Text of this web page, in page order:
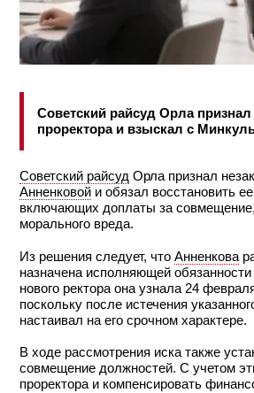
Советский райсуд Орла
проректора и взыскал с
Советский райсуд Орла признал
Анненковой и обязал восстановить
включающих доплаты за
морального вреда.
Из решения следует, что Анненкова
назначена исполняющей
нового ректора она узнала 24
поскольку после истечения
настаивал на его срочном характере.
В ходе рассмотрения иска также
совмещение должностей. С учетом
проректора и компенсировать